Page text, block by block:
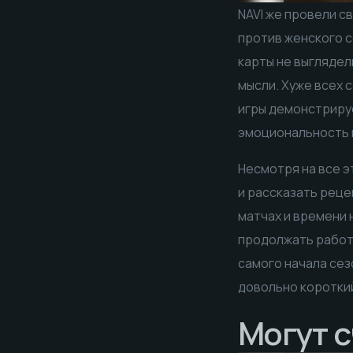
NAVI же провели
против женского
карты не
мысли. Хуже всех
игры
Несмотря на все
и рассказать
матчах и времени
продолжать
самого начала
довольно
Могут